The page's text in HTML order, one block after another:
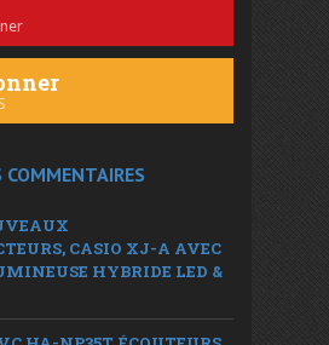
COMMENTAIRES
CASIO XJ-A AVEC
HYBRIDE LED &